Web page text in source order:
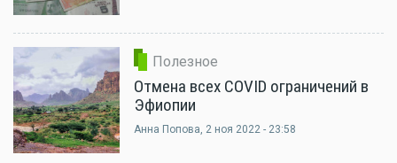
Полезное
Отмена всех COVID ограничений в
Эфиопии
Анна Попова, 2 ноя 2022 - 23:58